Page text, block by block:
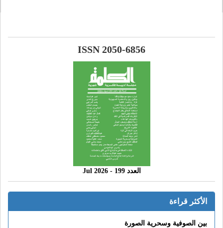
ISSN 2050-6856
العدد 199 - 2026 Jul
الأكثر قراءة
بين الصوفية وسحرية الصورة